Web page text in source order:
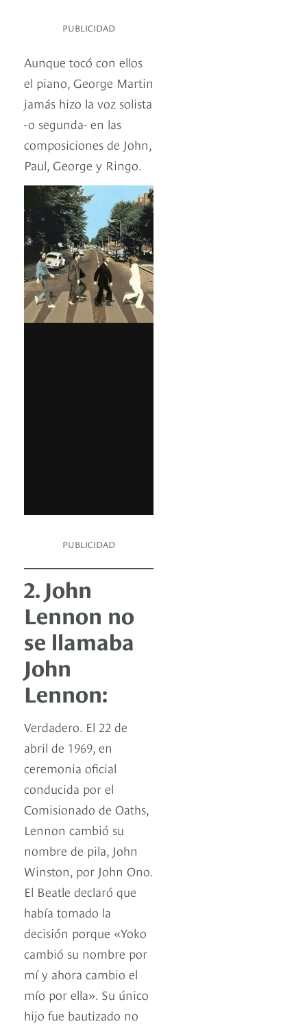
PUBLICIDAD
Aunque tocó con ellos
el piano, George Martin
jamás hizo la voz solista
-o segunda- en las
composiciones de John,
Paul, George y Ringo.
PUBLICIDAD
2. John
Lennon no
se llamaba
John
Lennon:
Verdadero. El 22 de
abril de 1969, en
ceremonia oficial
conducida por el
Comisionado de Oaths,
Lennon cambió su
nombre de pila, John
Winston, por John Ono.
El Beatle declaró que
había tomado la
decisión porque «Yoko
cambió su nombre por
mí y ahora cambio el
mío por ella». Su único
hijo fue bautizado no